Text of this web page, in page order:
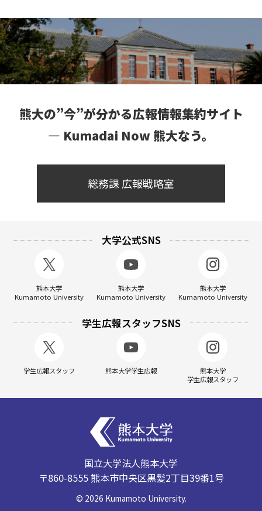
熊大の”今”が分かる広報情報集約サイト
― Kumadai Now 熊大なう。
総務課 広報戦略室
大学公式SNS
熊本大学
Kumamoto University
熊本大学
Kumamoto University
熊本大学
Kumamoto University
学生広報スタッフSNS
学生広報スタッフ 熊本大学学生広報
熊本大学
学生広報スタッフ
国立大学法人熊本大学
〒860-8555 熊本市中央区黒髪2丁目39番1号
© 2026 Kumamoto University.